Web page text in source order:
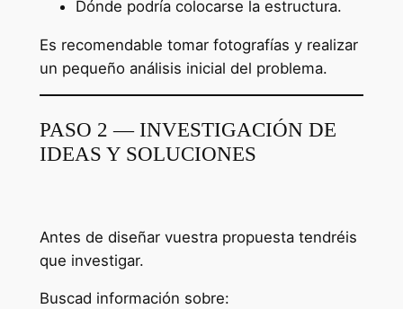
Dónde podría colocarse la estructura.
Es recomendable tomar fotografías y realizar
un pequeño análisis inicial del problema.
PASO 2 — INVESTIGACIÓN DE
IDEAS Y SOLUCIONES
Antes de diseñar vuestra propuesta tendréis
que investigar.
Buscad información sobre: